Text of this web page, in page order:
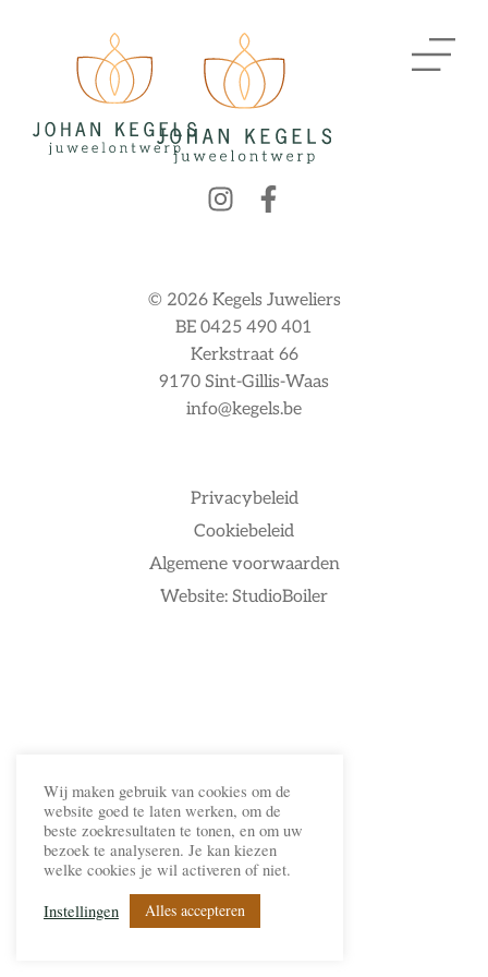
Privacybeleid
Cookiebeleid
Algemene voorwaarden
Website: StudioBoiler
© 2026 Kegels Juweliers
BE 0425 490 401
Kerkstraat 66
9170 Sint-Gillis-Waas
info@kegels.be
Wij maken gebruik van cookies om de
website goed te laten werken, om de
beste zoekresultaten te tonen, en om uw
bezoek te analyseren. Je kan kiezen
welke cookies je wil activeren of niet.
Instellingen
Alles accepteren